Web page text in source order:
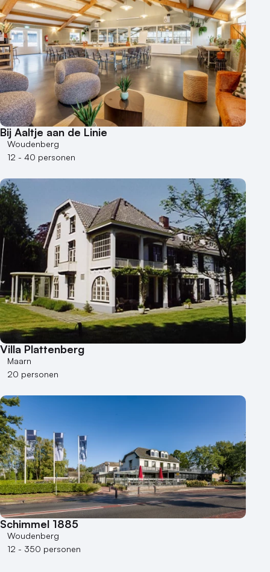
Bij Aaltje aan de Linie
Woudenberg
12 - 40 personen
Villa Plattenberg
Maarn
20 personen
Schimmel 1885
Woudenberg
12 - 350 personen